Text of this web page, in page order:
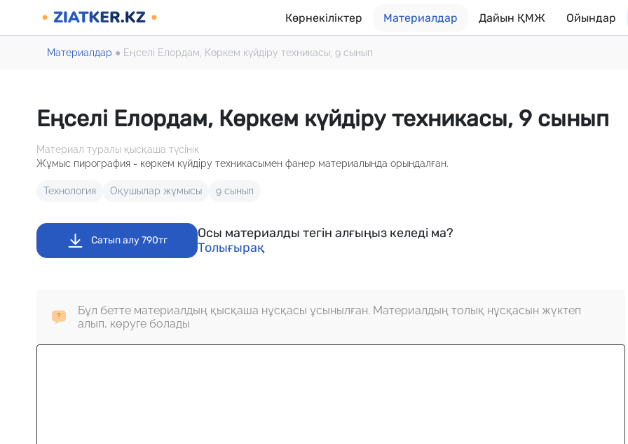
Көрнекіліктер Материалдар Дайын ҚМЖ Ойындар
Материалдар ● Еңселі Елордам, Көркем күйдіру техникасы, 9 сынып
Еңселі Елордам, Көркем күйдіру техникасы, 9 сынып
Материал туралы қысқаша түсінік
Жұмыс пирография - көркем күйдіру техникасымен фанер материалында орындалған.
Технология Оқушылар жұмысы 9 сынып
Сатып алу 790тг
Осы материалды тегін алғыңыз келеді ма?
Толығырақ
Бұл бетте материалдың қысқаша нұсқасы ұсынылған. Материалдың толық нұсқасын жүктеп
алып, көруге болады